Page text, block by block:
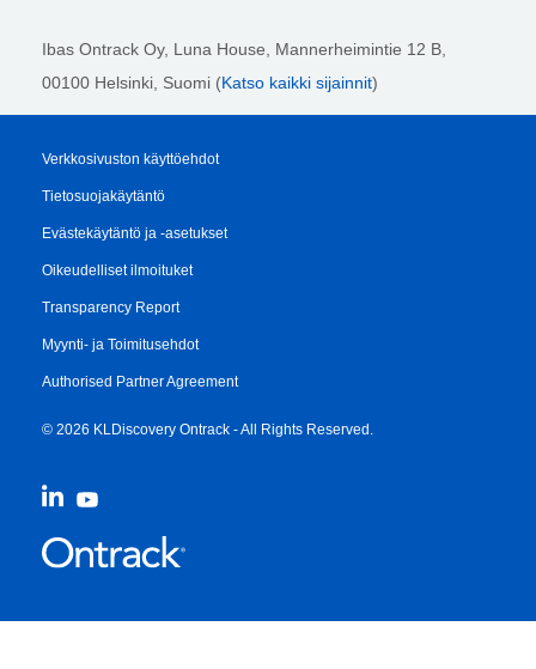
Ibas Ontrack Oy, Luna House, Mannerheimintie 12 B,
00100 Helsinki , Suomi (Katso kaikki sijainnit)
Verkkosivuston käyttöehdot
Tietosuojakäytäntö
Evästekäytäntö ja -asetukset
Oikeudelliset ilmoituket
Transparency Report
Myynti- ja Toimitusehdot
Authorised Partner Agreement
© 2026 KLDiscovery Ontrack - All Rights Reserved.